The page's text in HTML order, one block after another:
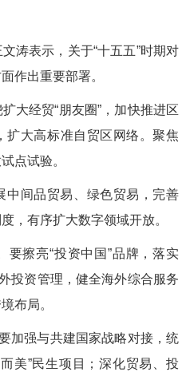
表示，关于“十五五”时期对
作出重要部署。
经贸“朋友圈”，加快推进区
扩大高标准自贸区网络。聚焦
点试验。
间品贸易、绿色贸易，完善
，有序扩大数字领域开放。
擦亮“投资中国”品牌，落实
投资管理，健全海外综合服务
布局。
强与共建国家战略对接，统
美”民生项目；深化贸易、投